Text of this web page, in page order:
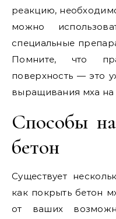
реакцию,
можно
специальные
Помните, что
поверхность — это
выращивания мха на
Способы
бетон
Существует
как покрыть бетон
от ваших